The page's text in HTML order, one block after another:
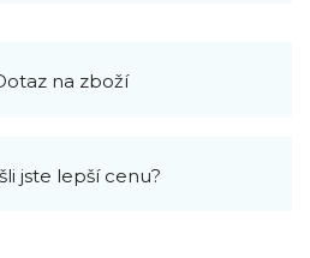
na zboží
jste lepší cenu?